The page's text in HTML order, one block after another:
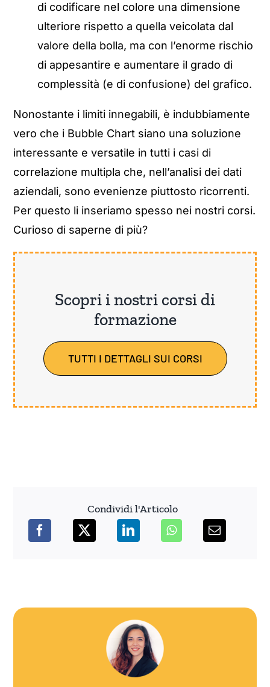
di codificare nel colore una dimensione
ulteriore rispetto a quella veicolata dal
valore della bolla, ma con l’enorme rischio
di appesantire e aumentare il grado di
complessità (e di confusione) del grafico.
Nonostante i limiti innegabili, è indubbiamente
vero che i Bubble Chart siano una soluzione
interessante e versatile in tutti i casi di
correlazione multipla che, nell’analisi dei dati
aziendali, sono evenienze piuttosto ricorrenti.
Per questo li inseriamo spesso nei nostri corsi.
Curioso di saperne di più?
Scopri i nostri corsi di
formazione
TUTTI I DETTAGLI SUI CORSI
Condividi l'Articolo